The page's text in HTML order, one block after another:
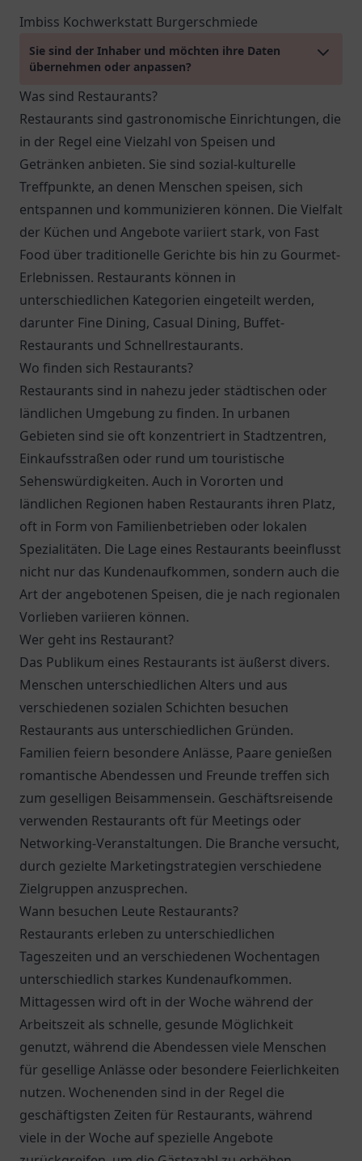
Imbiss Kochwerkstatt Burgerschmiede
Sie sind der Inhaber und möchten ihre Daten
übernehmen oder anpassen?
Was sind Restaurants?
Restaurants sind gastronomische Einrichtungen, die
in der Regel eine Vielzahl von Speisen und
Getränken anbieten. Sie sind sozial-kulturelle
Treffpunkte, an denen Menschen speisen, sich
entspannen und kommunizieren können. Die Vielfalt
der Küchen und Angebote variiert stark, von Fast
Food über traditionelle Gerichte bis hin zu Gourmet-
Erlebnissen. Restaurants können in
unterschiedlichen Kategorien eingeteilt werden,
darunter Fine Dining, Casual Dining, Buffet-
Restaurants und Schnellrestaurants.
Wo finden sich Restaurants?
Restaurants sind in nahezu jeder städtischen oder
ländlichen Umgebung zu finden. In urbanen
Gebieten sind sie oft konzentriert in Stadtzentren,
Einkaufsstraßen oder rund um touristische
Sehenswürdigkeiten. Auch in Vororten und
ländlichen Regionen haben Restaurants ihren Platz,
oft in Form von Familienbetrieben oder lokalen
Spezialitäten. Die Lage eines Restaurants beeinflusst
nicht nur das Kundenaufkommen, sondern auch die
Art der angebotenen Speisen, die je nach regionalen
Vorlieben variieren können.
Wer geht ins Restaurant?
Das Publikum eines Restaurants ist äußerst divers.
Menschen unterschiedlichen Alters und aus
verschiedenen sozialen Schichten besuchen
Restaurants aus unterschiedlichen Gründen.
Familien feiern besondere Anlässe, Paare genießen
romantische Abendessen und Freunde treffen sich
zum geselligen Beisammensein. Geschäftsreisende
verwenden Restaurants oft für Meetings oder
Networking-Veranstaltungen. Die Branche versucht,
durch gezielte Marketingstrategien verschiedene
Zielgruppen anzusprechen.
Wann besuchen Leute Restaurants?
Restaurants erleben zu unterschiedlichen
Tageszeiten und an verschiedenen Wochentagen
unterschiedlich starkes Kundenaufkommen.
Mittagessen wird oft in der Woche während der
Arbeitszeit als schnelle, gesunde Möglichkeit
genutzt, während die Abendessen viele Menschen
für gesellige Anlässe oder besondere Feierlichkeiten
nutzen. Wochenenden sind in der Regel die
geschäftigsten Zeiten für Restaurants, während
viele in der Woche auf spezielle Angebote